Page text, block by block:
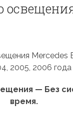
Mercedes
2005, 2006 года
— Без
время.